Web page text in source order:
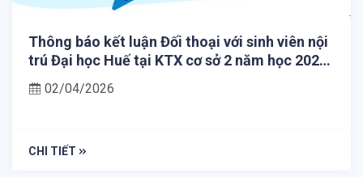
Thông báo kết luận Đối thoại với sinh viên nội
trú Đại học Huế tại KTX cơ sở 2 năm học 2025
- 2026
02/04/2026
CHI TIẾT